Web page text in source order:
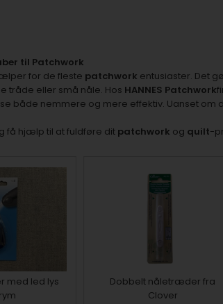
til Patchwork
for de fleste patchwork entusiaster. Det
tråde eller små nåle. Hos HANNES Patchwork
både nemmere og mere effektiv. Uanset om
få hjælp til at fuldføre dit patchwork og quilt-
med led lys
Dobbelt nåletræder fra
Clover